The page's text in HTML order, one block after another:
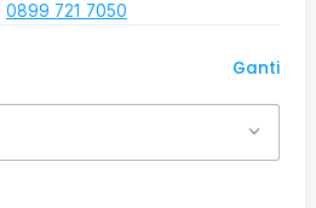
0899 721 7050
Ganti